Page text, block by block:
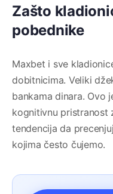
Zašto
pobednike
Maxbet i sve
dobitnicima. Veliki
bankama dinara. Ovo
kognitivnu
tendencija da
kojima često čujemo.